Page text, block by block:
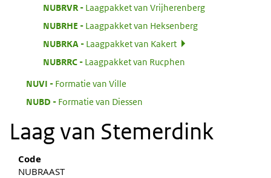
NUBRVR:
Laagpakket van Vrijherenberg
NUBRHE
Laagpakket van Heksenberg
NUBRKA
Laagpakket van Kakert
NUBRRC:
Laagpakket van Rucphen
NUVI
Formatie van Ville
NUBD
Formatie van Diessen
Laag van Stemerdink
Code
NUBRAAST